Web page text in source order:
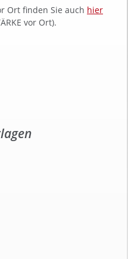
Ort finden Sie auch hier
vor Ort).